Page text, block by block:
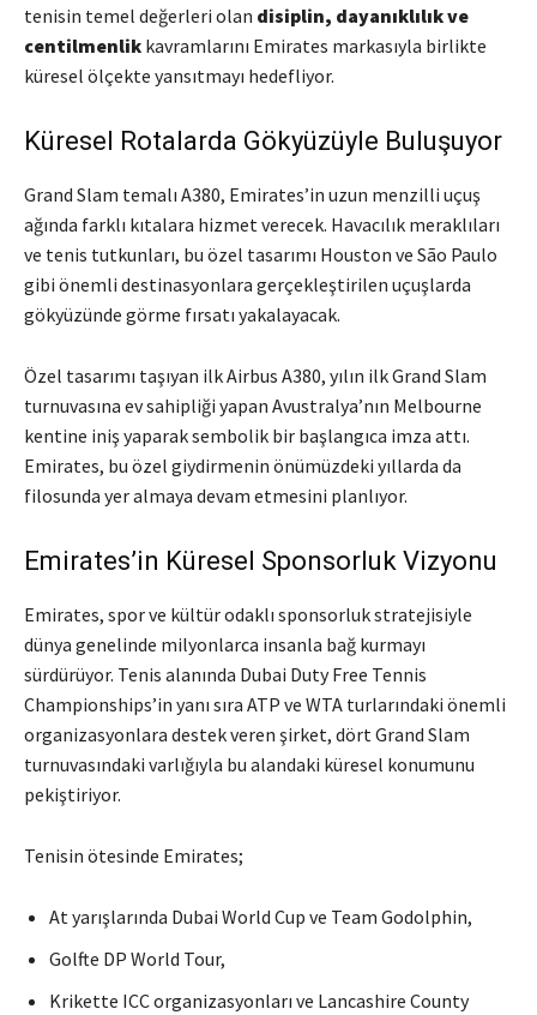
tenisin temel değerleri olan disiplin, dayanıklılık ve
centilmenlik kavramlarını Emirates markasıyla birlikte
küresel ölçekte yansıtmayı hedefliyor.
Küresel Rotalarda Gökyüzüyle Buluşuyor
Grand Slam temalı A380, Emirates’in uzun menzilli uçuş
ağında farklı kıtalara hizmet verecek. Havacılık meraklıları
ve tenis tutkunları, bu özel tasarımı Houston ve São Paulo
gibi önemli destinasyonlara gerçekleştirilen uçuşlarda
gökyüzünde görme fırsatı yakalayacak.
Özel tasarımı taşıyan ilk Airbus A380, yılın ilk Grand Slam
turnuvasına ev sahipliği yapan Avustralya’nın Melbourne
kentine iniş yaparak sembolik bir başlangıca imza attı.
Emirates, bu özel giydirmenin önümüzdeki yıllarda da
filosunda yer almaya devam etmesini planlıyor.
Emirates’in Küresel Sponsorluk Vizyonu
Emirates, spor ve kültür odaklı sponsorluk stratejisiyle
dünya genelinde milyonlarca insanla bağ kurmayı
sürdürüyor. Tenis alanında Dubai Duty Free Tennis
Championships’in yanı sıra ATP ve WTA turlarındaki önemli
organizasyonlara destek veren şirket, dört Grand Slam
turnuvasındaki varlığıyla bu alandaki küresel konumunu
pekiştiriyor.
Tenisin ötesinde Emirates;
At yarışlarında Dubai World Cup ve Team Godolphin,
Golfte DP World Tour,
Krikette ICC organizasyonları ve Lancashire County